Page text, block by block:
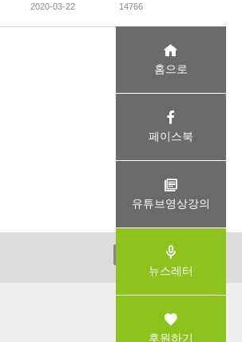
2020-03-22 14766
홈으로
페이스북
유튜브영상강의
뉴스레터
후원하기